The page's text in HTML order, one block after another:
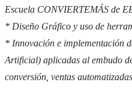
Escuela CONVIERTEMÁS de
* Diseño Gráfico y uso de
* Innovación e implementación
Artificial) aplicadas al embudo
conversión, ventas